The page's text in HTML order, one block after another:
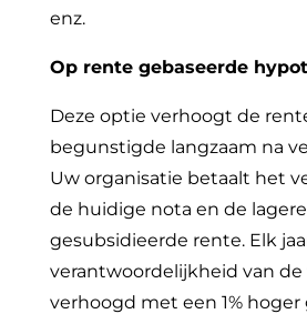
enz.
Op rente gebaseerde
Deze optie verhoogt de
begunstigde langzaam na
Uw organisatie betaalt het
de huidige nota en de lagere
gesubsidieerde rente. Elk
verantwoordelijkheid van
verhoogd met een 1%